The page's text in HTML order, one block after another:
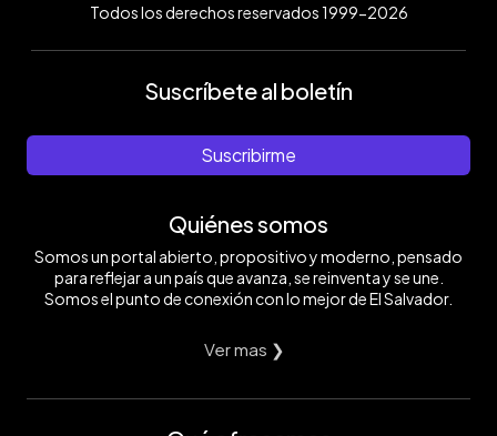
Todos los derechos reservados 1999-2026
Suscríbete al boletín
Suscribirme
Quiénes somos
Somos un portal abierto, propositivo y moderno, pensado
para reflejar a un país que avanza, se reinventa y se une.
Somos el punto de conexión con lo mejor de El Salvador.
Ver mas ❯